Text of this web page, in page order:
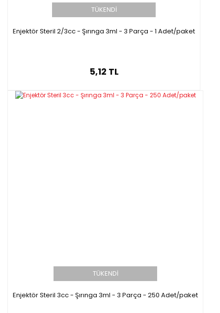
TÜKENDİ
Enjektör Steril 2/3cc - Şırınga 3ml - 3 Parça - 1 Adet/paket
5,12 TL
TÜKENDİ
Enjektör Steril 3cc - Şırınga 3ml - 3 Parça - 250 Adet/paket